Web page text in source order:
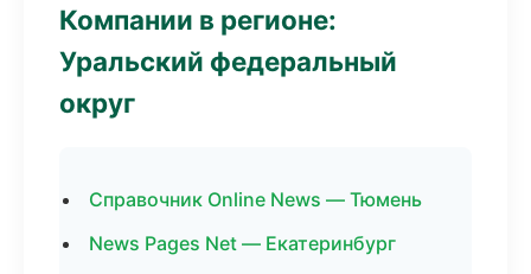
Компании в регионе:
Уральский федеральный
округ
Справочник Online News — Тюмень
News Pages Net — Екатеринбург